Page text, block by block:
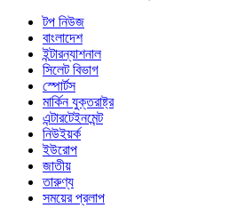
টপ নিউজ
বাংলাদেশ
ইন্টারন্যাশনাল
সিলেট বিভাগ
স্পোর্টস
মার্কিন যুক্তরাষ্ট্র
এন্টারটেইনমেন্ট
নিউইয়র্ক
ইউরোপ
জাতীয়
তারুণ্য
সময়ের প্রলাপ